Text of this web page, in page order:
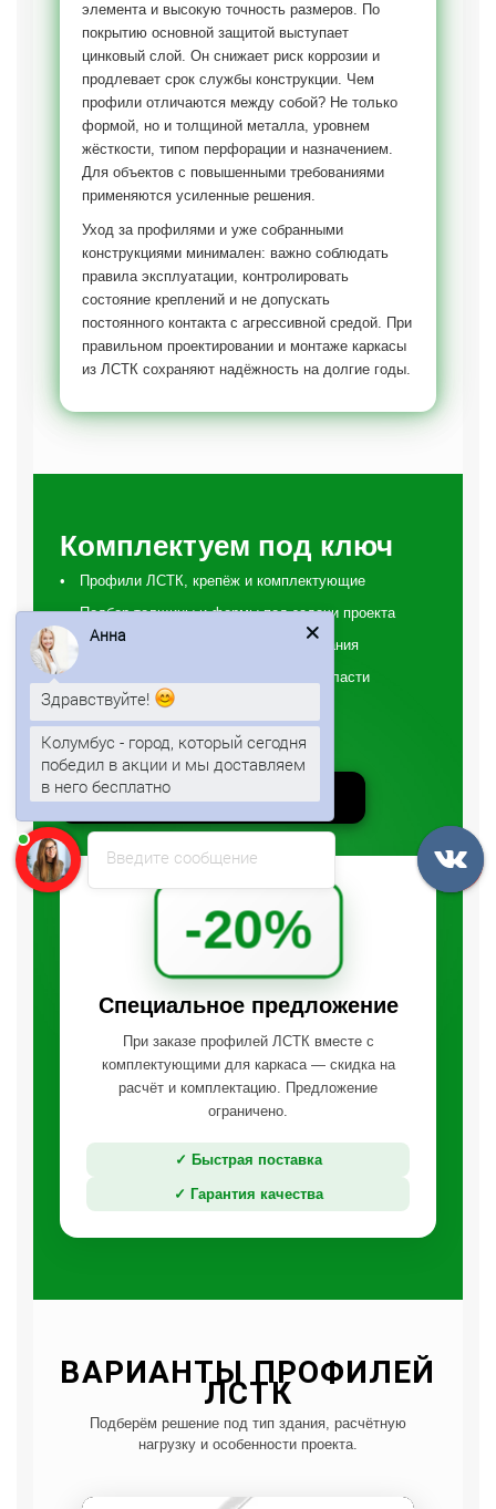
элемента и высокую точность размеров. По
покрытию основной защитой выступает
цинковый слой. Он снижает риск коррозии и
продлевает срок службы конструкции. Чем
профили отличаются между собой? Не только
формой, но и толщиной металла, уровнем
жёсткости, типом перфорации и назначением.
Для объектов с повышенными требованиями
применяются усиленные решения.
Уход за профилями и уже собранными
конструкциями минимален: важно соблюдать
правила эксплуатации, контролировать
состояние креплений и не допускать
постоянного контакта с агрессивной средой. При
правильном проектировании и монтаже каркасы
из ЛСТК сохраняют надёжность на долгие годы.
Комплектуем под ключ
Профили ЛСТК, крепёж и комплектующие
Подбор толщины и формы под задачи проекта
Подготовка комплекта под каркас здания
Доставка по Москве и Московской области
Сопровождение по сборке и монтажу
Смета без скрытых расходов
ПОЛУЧИТЬ ПРЕДЛОЖЕНИЕ
-20%
Специальное предложение
При заказе профилей ЛСТК вместе с
комплектующими для каркаса — скидка на
расчёт и комплектацию. Предложение
ограничено.
✓ Быстрая поставка
✓ Гарантия качества
ВАРИАНТЫ ПРОФИЛЕЙ
ЛСТК
Подберём решение под тип здания, расчётную
нагрузку и особенности проекта.
Введите сообщение
Анна
Здравствуйте!
Колумбус - город, который сегодня
победил в акции и мы доставляем
в него бесплатно
Аннапечатает...